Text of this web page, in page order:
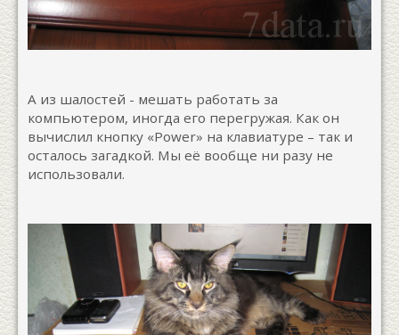
А из шалостей - мешать работать за
компьютером, иногда его перегружая. Как он
вычислил кнопку «Power» на клавиатуре – так и
осталось загадкой. Мы её вообще ни разу не
использовали.